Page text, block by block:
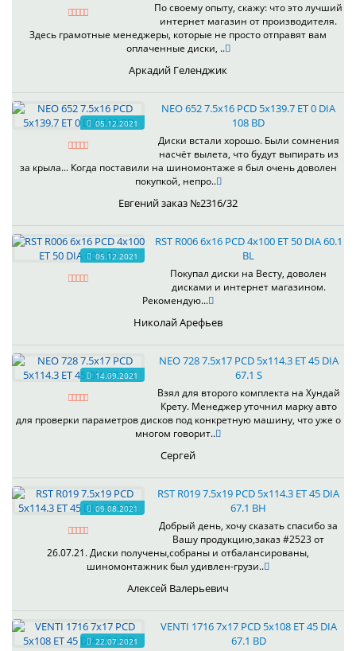
По своему опыту, скажу: что это лучший
интернет магазин от производителя.
Здесь грамотные менеджеры, которые не просто отправят вам
оплаченные диски, ..
Аркадий Геленджик
05.12.2021
NEO 652 7.5x16 PCD 5x139.7 ET 0 DIA
108 BD
Диски встали хорошо. Были сомнения
насчёт вылета, что будут выпирать из
за крыла... Когда поставили на шиномонтаже я был очень доволен
покупкой, непро..
Евгений заказ №2316/32
05.12.2021
RST R006 6x16 PCD 4x100 ET 50 DIA 60.1
BL
Покупал диски на Весту, доволен
дисками и интернет магазином.
Рекомендую...
Николай Арефьев
14.09.2021
NEO 728 7.5x17 PCD 5x114.3 ET 45 DIA
67.1 S
Взял для второго комплекта на Хундай
Крету. Менеджер уточнил марку авто
для проверки параметров дисков под конкретную машину, что уже о
многом говорит..
Сергей
09.08.2021
RST R019 7.5x19 PCD 5x114.3 ET 45 DIA
67.1 BH
Добрый день, хочу сказать спасибо за
Вашу продукцию,заказ #2523 от
26.07.21. Диски получены,собраны и отбалансированы,
шиномонтажник был удивлен-грузи..
Алексей Валерьевич
22.07.2021
VENTI 1716 7x17 PCD 5x108 ET 45 DIA
67.1 BD